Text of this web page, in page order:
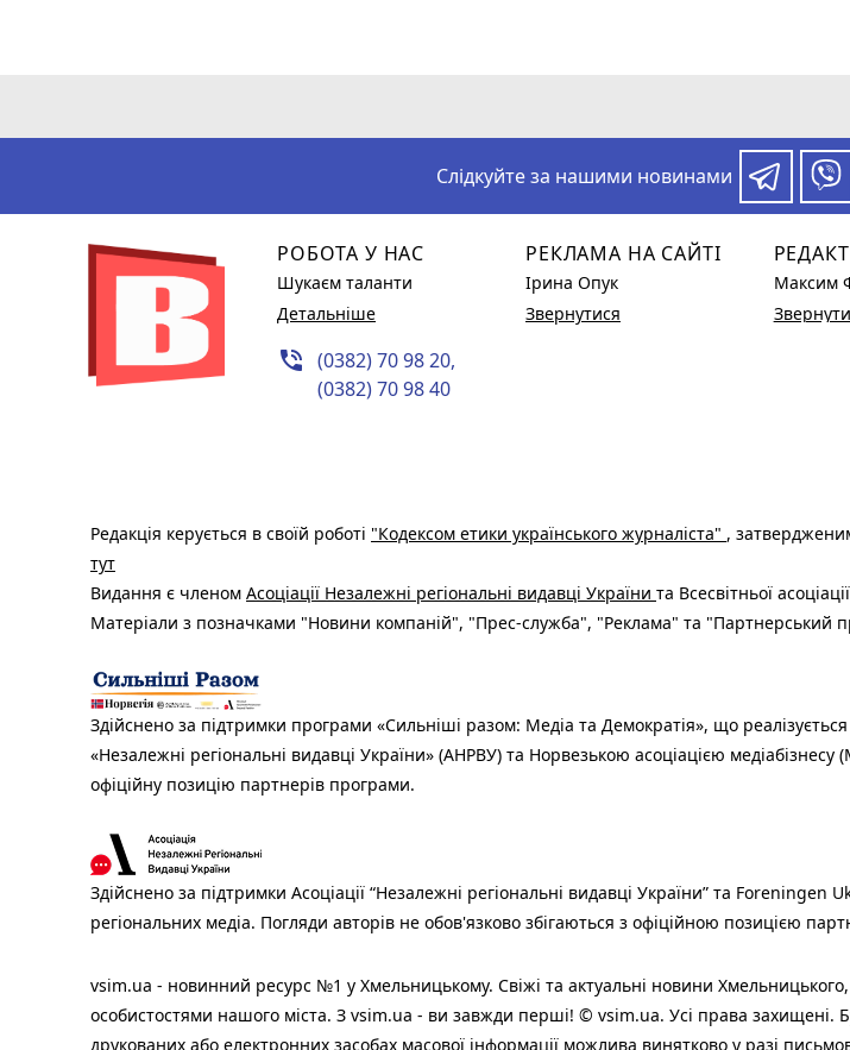
Слідкуйте за нашими новинами
РОБОТА У НАС
Шукаєм таланти
Детальніше
phone_in_talk (0382) 70 98 20,
(0382) 70 98 40
РЕКЛАМА НА САЙТІ
Ірина Опук
Звернутися
Максим
Редакція керується в своїй роботі "Кодексом етики українського журналіста" ,
тут
Видання є членом Асоціації Незалежні регіональні видавці України та Всесвітньої
Матеріали з позначками "Новини компаній", "Прес-служба", "Реклама" та "Партнерський
Здійснено за підтримки програми «Сильніші разом: Медіа та Демократія», що
«Незалежні регіональні видавці України» (АНРВУ) та Норвезькою асоціацією
офіційну позицію партнерів програми.
Здійснено за підтримки Асоціації “Незалежні регіональні видавці України” та
регіональних медіа. Погляди авторів не обов'язково збігаються з офіційною позицією
vsim.ua - новинний ресурс №1 у Хмельницькому. Свіжі та актуальні новини
особистостями нашого міста. З vsim.ua - ви завжди перші! © vsim.ua. Усі права захищені.
друкованих або електронних засобах масової інформації можлива винятково у разі